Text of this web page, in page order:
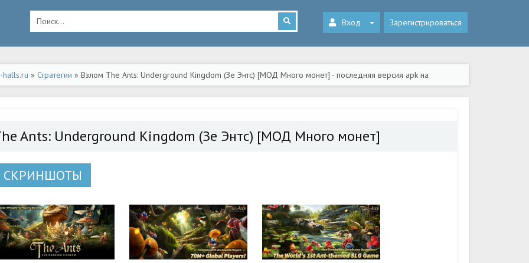
Вход Зарегистрироваться
halls.ru » Стратегии » Взлом The Ants: Underground Kingdom (Зе Энтс) [МОД Много монет] - последняя версия apk на
Ants: Underground Kingdom (Зе Энтс) [МОД Много монет]
СКРИНШОТЫ